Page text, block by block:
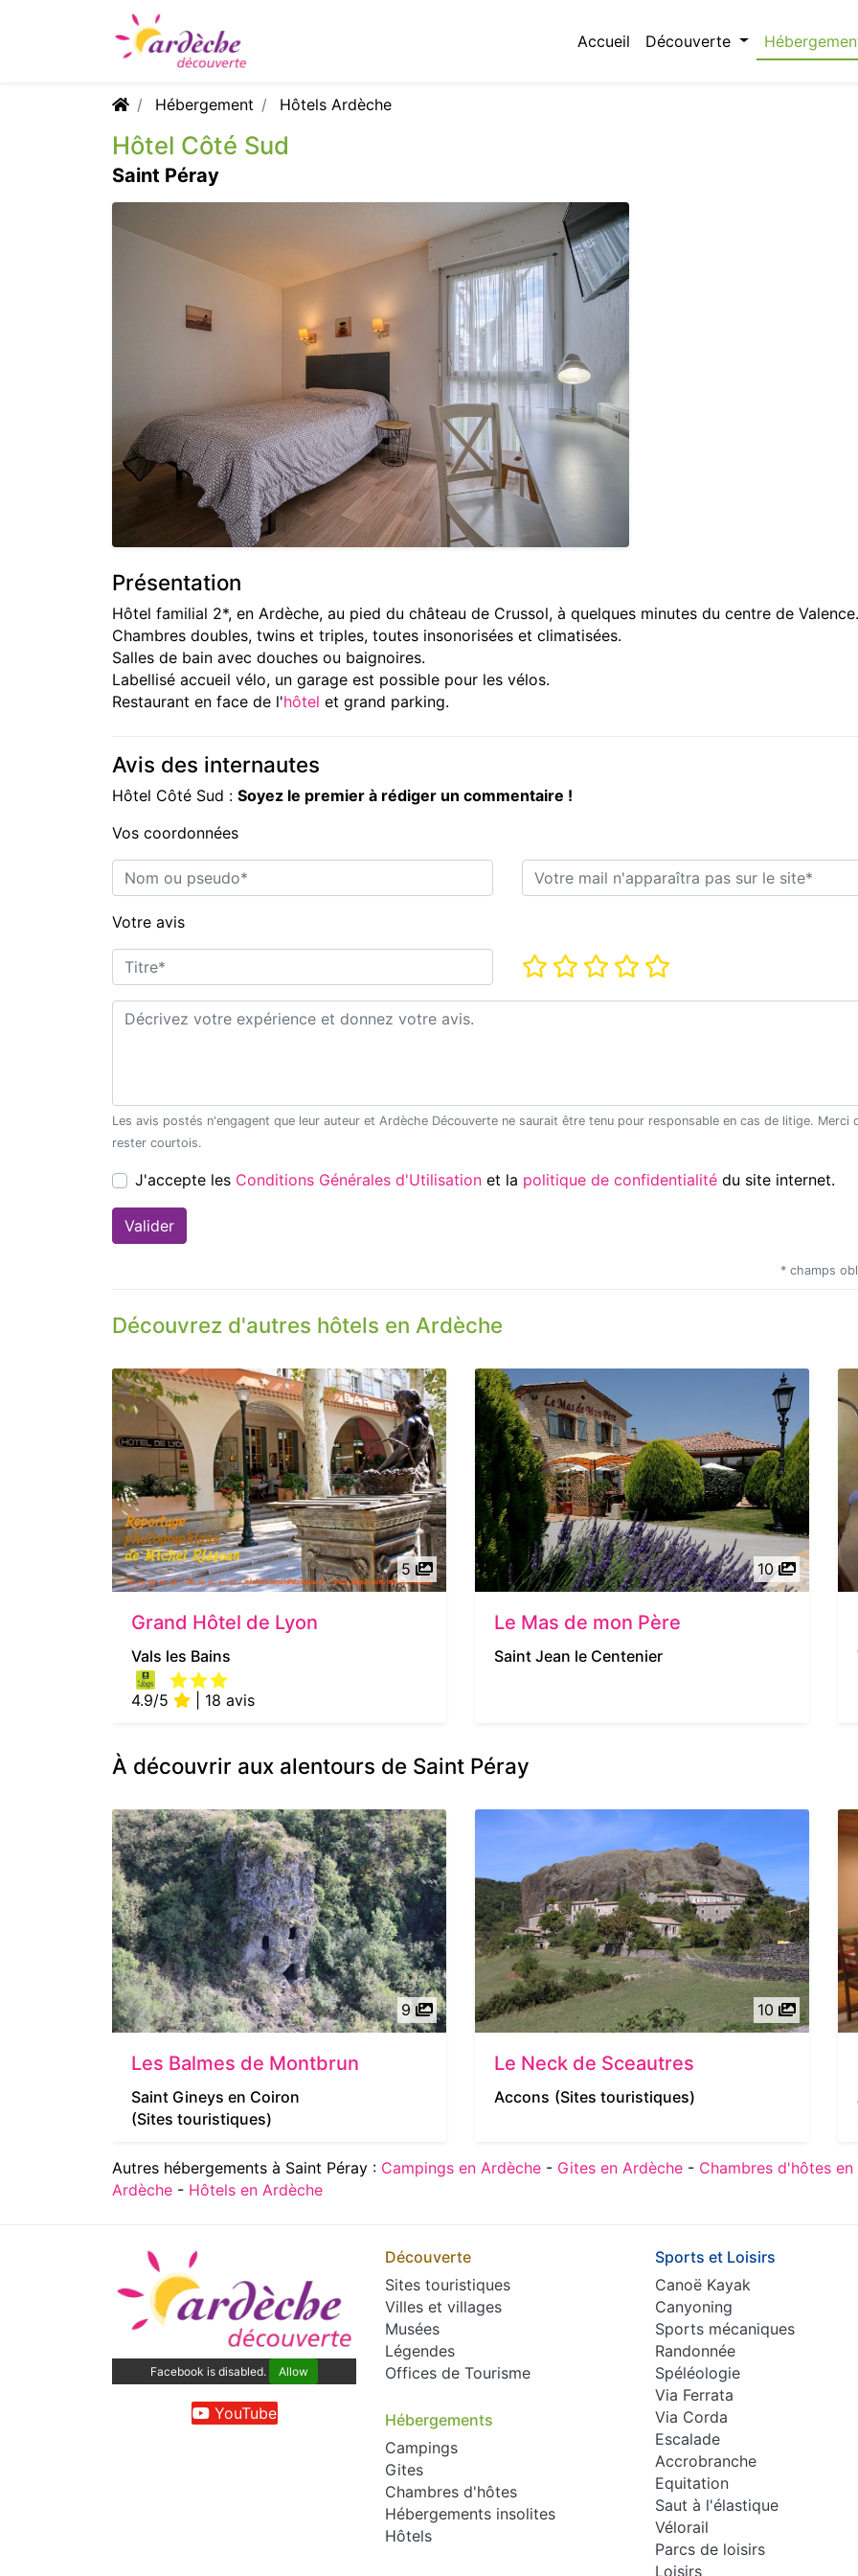
Accueil Découverte
Hébergement Hôtels Ardèche
Hôtel Côté Sud
Saint Péray
Présentation
Hôtel familial 2*, en Ardèche, au pied du château de Crussol, à quelques minutes du centre de Valence.
Chambres doubles, twins et triples, toutes insonorisées et climatisées.
Salles de bain avec douches ou baignoires.
Labellisé accueil vélo, un garage est possible pour les vélos.
Restaurant en face de l'hôtel et grand parking.
Avis des internautes
Hôtel Côté Sud : Soyez le premier à rédiger un commentaire !
Vos coordonnées
Nom ou pseudo*
E-mail*
Votre avis
Titre*
Note*
Commentaire*
Les avis postés n'engagent que leur auteur et Ardèche Découverte ne saurait être tenu pour responsable en cas de litige. Merci de
rester courtois.
J'accepte les Conditions Générales d'Utilisation et la politique de confidentialité du site internet.
* champs
Découvrez d'autres hôtels en Ardèche
5
Grand Hôtel de Lyon
Vals les Bains
4.9/5 | 18 avis
10
Le Mas de mon Père
Saint Jean le Centenier
À découvrir aux alentours de Saint Péray
9
Les Balmes de Montbrun
Saint Gineys en Coiron
(Sites touristiques)
10
Le Neck de Sceautres
Accons (Sites touristiques)
Autres hébergements à Saint Péray : Campings en Ardèche - Gites en Ardèche - Chambres d'hôtes en
Ardèche - Hôtels en Ardèche
Facebook is disabled. Allow
YouTube
Découverte
Sites touristiques
Villes et villages
Musées
Légendes
Offices de Tourisme
Hébergements
Campings
Gites
Chambres d'hôtes
Hébergements insolites
Hôtels
Sports et Loisirs
Canoë Kayak
Canyoning
Sports mécaniques
Randonnée
Spéléologie
Via Ferrata
Via Corda
Escalade
Accrobranche
Equitation
Saut à l'élastique
Vélorail
Parcs de loisirs
Loisirs